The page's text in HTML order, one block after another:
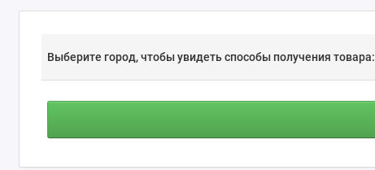
Выберите город, чтобы увидеть способы получения товара: